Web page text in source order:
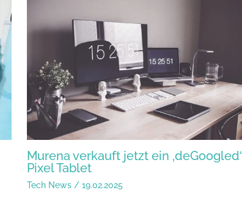
Murena verkauft jetzt ein ‚deGoogled‘
Pixel Tablet
Tech News/ 19.02.2025